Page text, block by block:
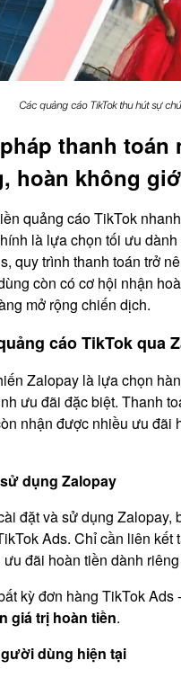
Các quảng cáo TikTok thu hút sự
thanh toán
hoàn không
quảng cáo TikTok
là lựa chọn tối ưu
quy trình thanh toán trở
còn có cơ hội nhận
mở rộng chiến dịch.
cáo TikTok qua
Zalopay là lựa chọn
ưu đãi đặc biệt. Thanh
nhận được nhiều ưu đãi
dụng Zalopay
đặt và sử dụng
Ads. Chỉ cần liên
đãi hoàn tiền dành
kỳ đơn hàng TikTok
giá trị hoàn tiền.
dùng hiện tại